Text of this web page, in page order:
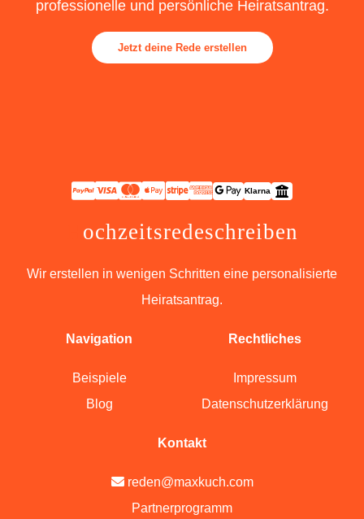
professionelle und persönliche Heiratsantrag.
Jetzt deine Rede erstellen
Klarna
ochzeitsredeschreiben
Wir erstellen in wenigen Schritten eine personalisierte
Heiratsantrag.
Navigation
Beispiele
Blog
Rechtliches
Impressum
Datenschutzerklärung
Kontakt
reden@maxkuch.com
Partnerprogramm